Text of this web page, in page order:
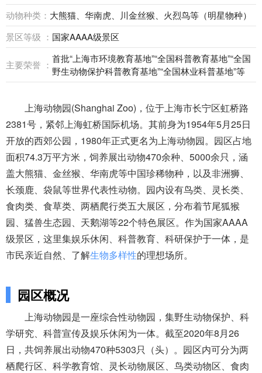
动物种类： 大熊猫、华南虎、川金丝猴、火烈鸟等（明星物种）
景区等级 ： 国家AAAA级景区
主要荣誉 ：
首批“上海市环境教育基地”“全国科普教育基地”“全国
野生动物保护科普教育基地”“全国林业科普基地”等
上海动物园(Shanghai Zoo)，位于上海市长宁区虹桥路
2381号，紧邻上海虹桥国际机场。其前身为1954年5月25日
开放的西郊公园，1980年正式更名为上海动物园。园区占地
面积74.3万平方米，饲养展出动物470余种、5000余只，涵
盖大熊猫、金丝猴、华南虎等中国珍稀物种，以及非洲狮、
长颈鹿、袋鼠等世界代表性动物。园内设有鸟类、灵长类、
食肉类、食草类、两栖爬行类五大展区，分布着节尾狐猴
园、猛兽生态园、天鹅湖等22个特色展区。作为国家AAAA
级景区，这里集娱乐休闲、科普教育、科研保护于一体，是
市民亲近自然、了解生物多样性的理想场所。
园区概况
上海动物园是一座综合性动物园，集野生动物保护、科
学研究、科普宣传及娱乐休闲为一体。截至2020年8月26
日，共饲养展出动物470种5303只（头）。园区内可分为两
栖爬行区、科学教育馆、灵长动物展区、鸟类动物区、食肉